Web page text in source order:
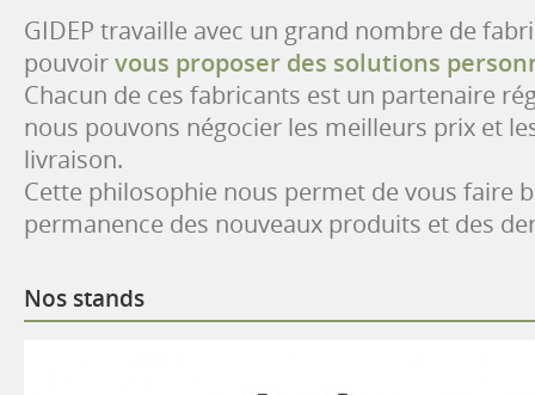
GIDEP travaille avec un grand nombre de
pouvoirvous proposer des solutions
Chacun de ces fabricants est un partenaire
nous pouvons négocier les meilleurs prix et
livraison.
Cette philosophie nous permet de vous faire
permanence des nouveaux produits et des
Nos stands